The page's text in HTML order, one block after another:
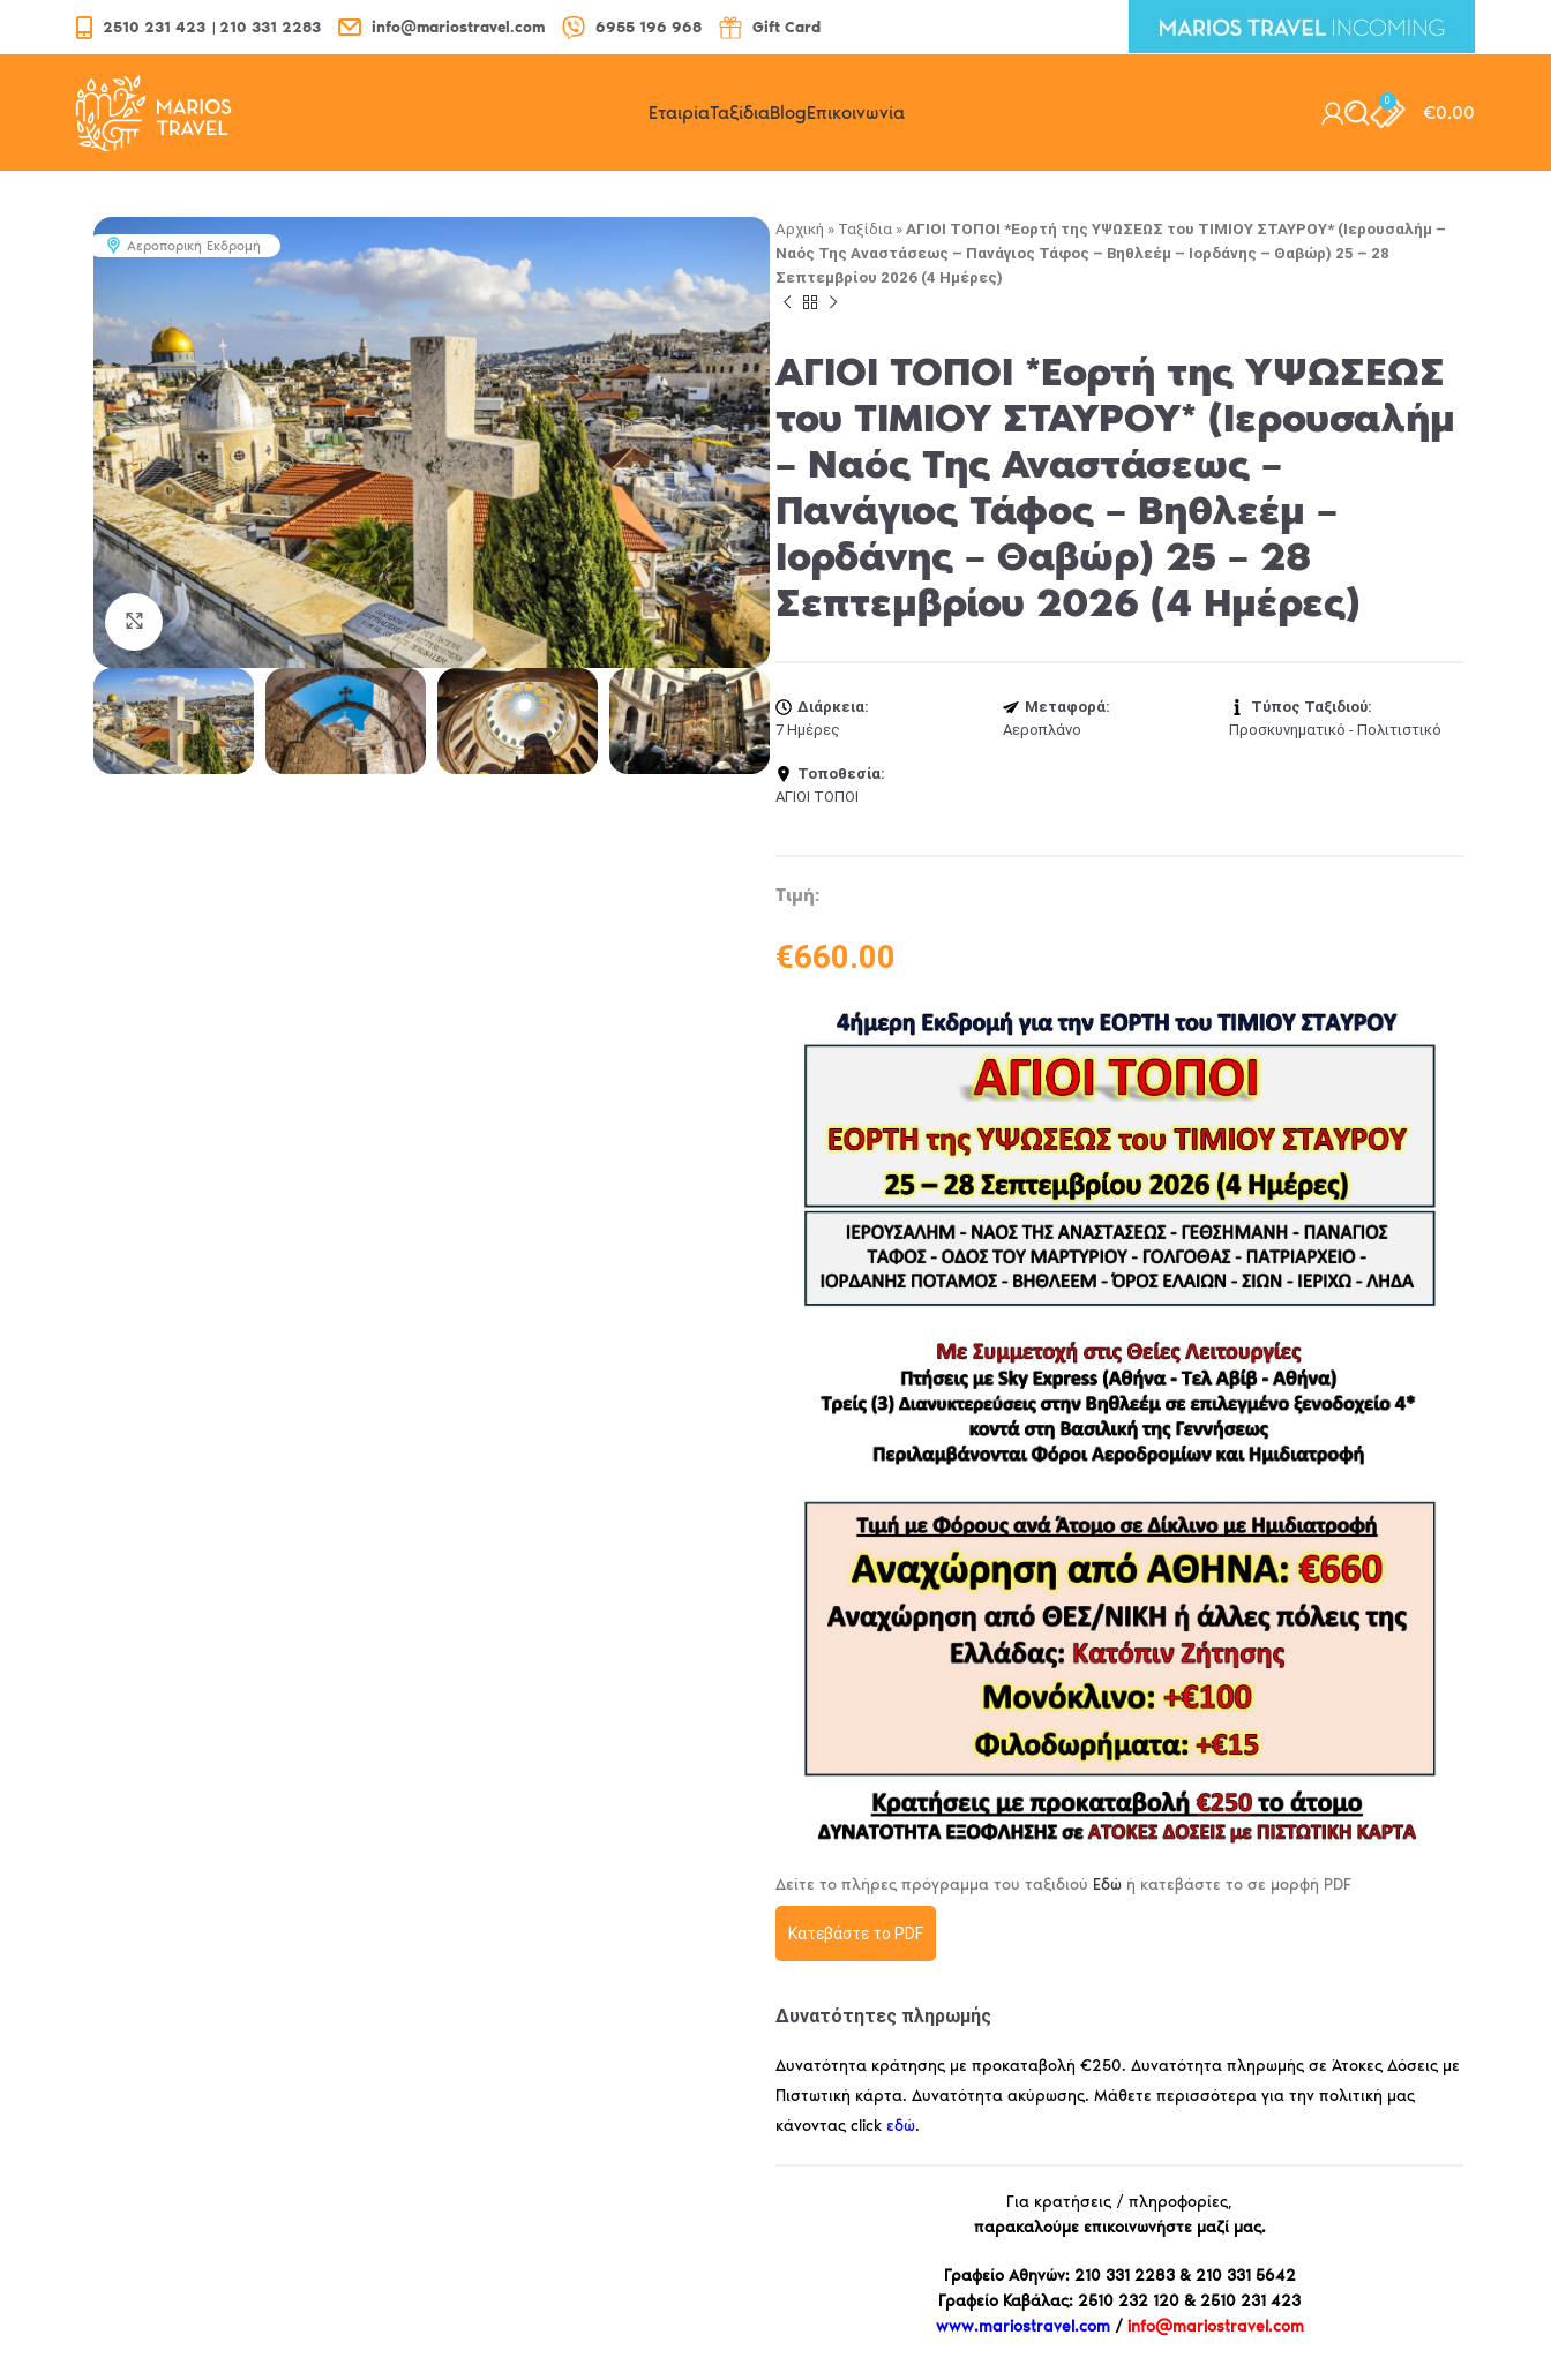
2510 231 423 | 210 331 2283 info@mariostravel.com 6955 196 968 Gift Card
ΕταιρίαΤαξίδιαBlogΕπικοινωνία
0
€0.00
Αεροπορική Εκδρομή
Click to enlarge
Αρχική » Ταξίδια » ΑΓΙΟΙ ΤΟΠΟΙ *Εορτή της ΥΨΩΣΕΩΣ του ΤΙΜΙΟΥ ΣΤΑΥΡΟΥ* (Ιερουσαλήμ –
Ναός Της Αναστάσεως – Πανάγιος Τάφος – Βηθλεέμ – Ιορδάνης – Θαβώρ) 25 – 28
Σεπτεμβρίου 2026 (4 Ημέρες)
ΑΓΙΟΙ ΤΟΠΟΙ *Εορτή της ΥΨΩΣΕΩΣ
του ΤΙΜΙΟΥ ΣΤΑΥΡΟΥ* (Ιερουσαλήμ
– Ναός Της Αναστάσεως –
Πανάγιος Τάφος – Βηθλεέμ –
Ιορδάνης – Θαβώρ) 25 – 28
Σεπτεμβρίου 2026 (4 Ημέρες)
Διάρκεια:
7 Ημέρες
Μεταφορά:
Αεροπλάνο
Τύπος Ταξιδιού:
Προσκυνηματικό - Πολιτιστικό
Τοποθεσία:
ΑΓΙΟΙ ΤΟΠΟΙ
Τιμή:
€660.00
Δείτε το πλήρες πρόγραμμα του ταξιδιού Εδώ ή κατεβάστε το σε μορφή PDF
Κατεβάστε το PDF
Δυνατότητες πληρωμής
Δυνατότητα κράτησης με προκαταβολή €250. Δυνατότητα πληρωμής σε Άτοκες Δόσεις με
Πιστωτική κάρτα. Δυνατότητα ακύρωσης. Μάθετε περισσότερα για την πολιτική μας
κάνοντας click εδώ.
Για κρατήσεις / πληροφορίες,
παρακαλούμε επικοινωνήστε μαζί μας.
Γραφείο Αθηνών: 210 331 2283 & 210 331 5642
Γραφείο Καβάλας: 2510 232 120 & 2510 231 423
www.mariostravel.com /info@mariostravel.com